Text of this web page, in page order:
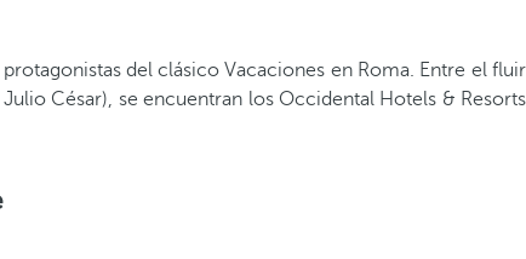
protagonistas del clásico Vacaciones en Roma. Entre el fluir
César), se encuentran los Occidental Hotels & Resorts